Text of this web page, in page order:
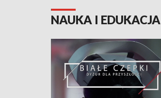
NAUKA I EDUKACJA